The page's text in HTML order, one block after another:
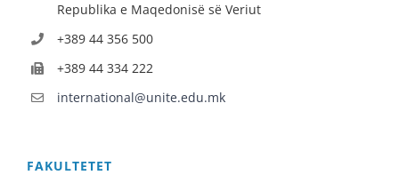
Republika e Maqedonisë së Veriut
+389 44 356 500
+389 44 334 222
international@unite.edu.mk
FAKULTETET